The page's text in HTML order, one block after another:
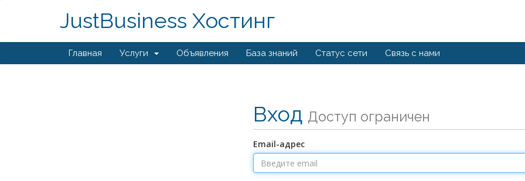
JustBusiness Хостинг
Главная Услуги Объявления База знаний Статус сети Связь с нами
Вход Доступ ограничен
Email-адрес